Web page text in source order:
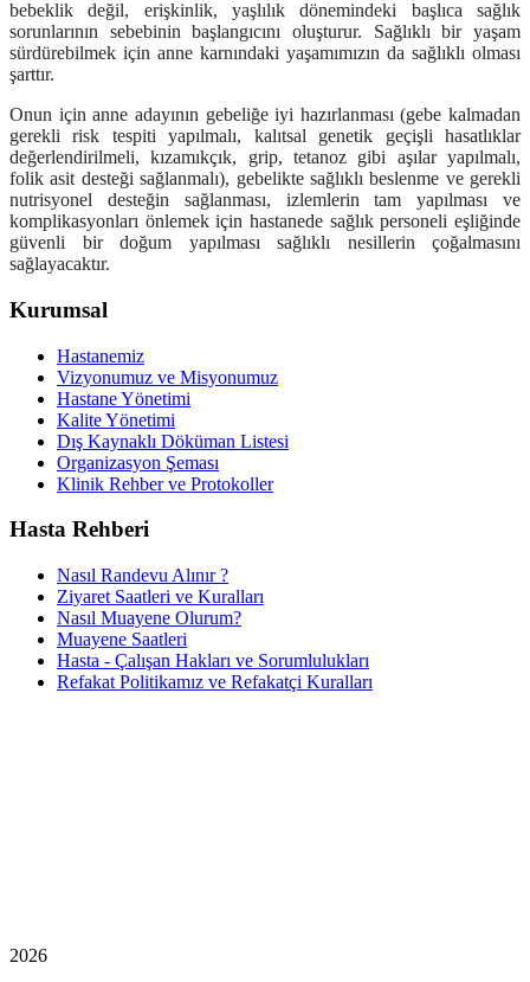
bebeklik değil, erişkinlik, yaşlılık dönemindeki başlıca sağlık
sorunlarının sebebinin başlangıcını oluşturur. Sağlıklı bir yaşam
sürdürebilmek için anne karnındaki yaşamımızın da sağlıklı olması
şarttır.
Onun için anne adayının gebeliğe iyi hazırlanması (gebe kalmadan
gerekli risk tespiti yapılmalı, kalıtsal genetik geçişli hasatlıklar
değerlendirilmeli, kızamıkçık, grip, tetanoz gibi aşılar yapılmalı,
folik asit desteği sağlanmalı), gebelikte sağlıklı beslenme ve gerekli
nutrisyonel desteğin sağlanması, izlemlerin tam yapılması ve
komplikasyonları önlemek için hastanede sağlık personeli eşliğinde
güvenli bir doğum yapılması sağlıklı nesillerin çoğalmasını
sağlayacaktır.
Kurumsal
Hastanemiz
Vizyonumuz ve Misyonumuz
Hastane Yönetimi
Kalite Yönetimi
Dış Kaynaklı Döküman Listesi
Organizasyon Şeması
Klinik Rehber ve Protokoller
Hasta Rehberi
Nasıl Randevu Alınır ?
Ziyaret Saatleri ve Kuralları
Nasıl Muayene Olurum?
Muayene Saatleri
Hasta - Çalışan Hakları ve Sorumlulukları
Refakat Politikamız ve Refakatçi Kuralları
2026